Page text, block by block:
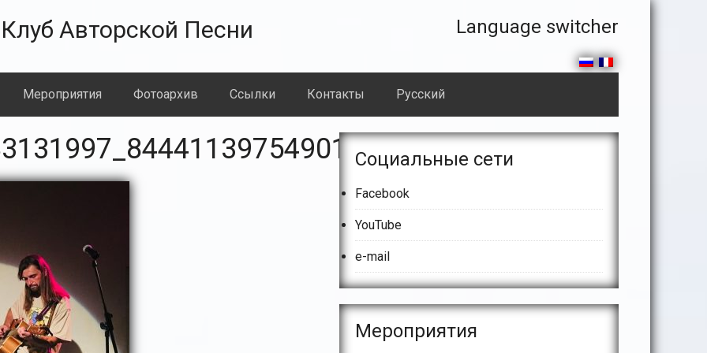
Авторской Песни
Правая
header
Language switcher
Meроприятия Фотоархив Ссылки Контакты Русский
Основной
сайдбар
Социальные сети
Facebook
YouTube
e-mail
Meроприятия